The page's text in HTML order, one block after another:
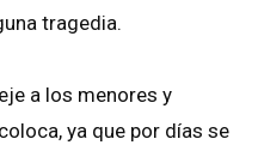
tragedia.
a los menores y
ya que por días se